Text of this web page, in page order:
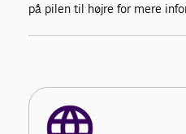
på pilen til højre for mere